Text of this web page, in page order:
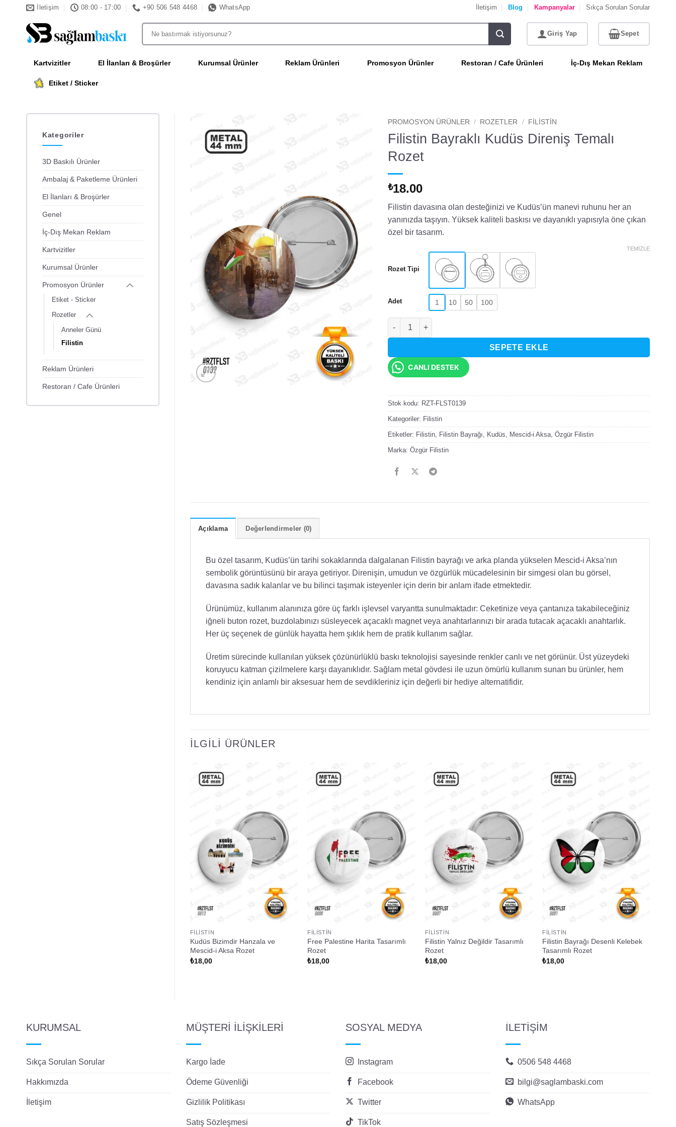
İletişim 08:00 - 17:00 +90 506 548 4468 WhatsApp İletişim Blog Kampanyalar Sıkça Sorulan Sorular
Ara:
Kartvizitler El İlanları & Broşürler Kurumsal Ürünler Reklam Ürünleri Promosyon Ürünler Restoran / Cafe Ürünleri İç-Dış Mekan Reklam
Etiket / Sticker
Kategoriler
3D Baskılı Ürünler
Ambalaj & Paketleme Ürünleri
El İlanları & Broşürler
Genel
İç-Dış Mekan Reklam
Kartvizitler
Kurumsal Ürünler
Promosyon Ürünler
Etiket - Sticker
Rozetler
Anneler Günü
Filistin
Reklam Ürünleri
Restoran / Cafe Ürünleri
PROMOSYON ÜRÜNLER / ROZETLER / FILISTIN
Filistin Bayraklı Kudüs Direniş Temalı
Rozet
₺18.00
Filistin davasına olan desteğinizi ve Kudüs’ün manevi ruhunu her an
yanınızda taşıyın. Yüksek kaliteli baskısı ve dayanıklı yapısıyla öne çıkan
özel bir tasarım.
Rozet Tipi
Adet 1 10 50 100
TEMIZLE
Filistin Bayraklı Kudüs Direniş Temalı Rozet adet
SEPETE EKLE
CANLI DESTEK
Stok kodu: RZT-FLST0139
Kategoriler: Filistin
Etiketler: Filistin Filistin Bayrağı Kudüs Mescid-i Aksa ,Özgür Filistin
Marka:Özgür Filistin
Açıklama Değerlendirmeler (0)
Bu özel tasarım, Kudüs’ün tarihi sokaklarında dalgalanan Filistin bayrağı ve arka planda yükselen Mescid-i Aksa’nın
sembolik görüntüsünü bir araya getiriyor. Direnişin, umudun ve özgürlük mücadelesinin bir simgesi olan bu görsel,
davasına sadık kalanlar ve bu bilinci taşımak isteyenler için derin bir anlam ifade etmektedir.
Ürünümüz, kullanım alanınıza göre üç farklı işlevsel varyantta sunulmaktadır: Ceketinize veya çantanıza takabileceğiniz
iğneli buton rozet, buzdolabınızı süsleyecek açacaklı magnet veya anahtarlarınızı bir arada tutacak açacaklı anahtarlık.
Her üç seçenek de günlük hayatta hem şıklık hem de pratik kullanım sağlar.
Üretim sürecinde kullanılan yüksek çözünürlüklü baskı teknolojisi sayesinde renkler canlı ve net görünür. Üst yüzeydeki
koruyucu katman çizilmelere karşı dayanıklıdır. Sağlam metal gövdesi ile uzun ömürlü kullanım sunan bu ürünler, hem
kendiniz için anlamlı bir aksesuar hem de sevdikleriniz için değerli bir hediye alternatifidir.
İLGILI ÜRÜNLER
FILISTIN
Kudüs Bizimdir Hanzala ve
Mescid-i Aksa Rozet
₺18,00
FILISTIN
Free Palestine Harita Tasarımlı
Rozet
₺18,00
FILISTIN
Filistin Yalnız Değildir Tasarımlı
Rozet
₺18,00
FILISTIN
Filistin Bayrağı Desenli Kelebek
Tasarımlı Rozet
₺18,00
KURUMSAL
Sıkça Sorulan Sorular
Hakkımızda
İletişim
MÜŞTERİ İLİŞKİLERİ
Kargo İade
Ödeme Güvenliği
Gizlilik Politikası
Satış Sözleşmesi
SOSYAL MEDYA
Instagram
Facebook
Twitter
TikTok
İLETİŞİM
0506 548 4468
bilgi@saglambaski.com
WhatsApp